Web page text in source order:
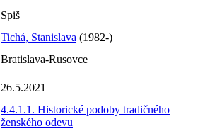
Spiš
Tichá, Stanislava (1982-)
Bratislava-Rusovce
26.5.2021
4.4.1.1. Historické podoby tradičného
ženského odevu